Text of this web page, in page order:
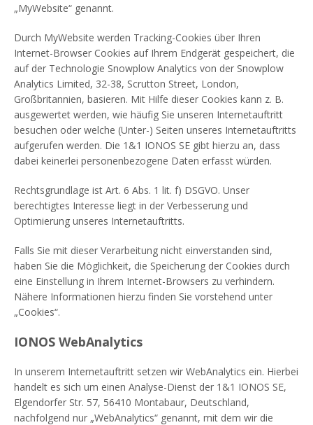
„MyWebsite“ genannt.
Durch MyWebsite werden Tracking-Cookies über Ihren
Internet-Browser Cookies auf Ihrem Endgerät gespeichert, die
auf der Technologie Snowplow Analytics von der Snowplow
Analytics Limited, 32-38, Scrutton Street, London,
Großbritannien, basieren. Mit Hilfe dieser Cookies kann z. B.
ausgewertet werden, wie häufig Sie unseren Internetauftritt
besuchen oder welche (Unter-) Seiten unseres Internetauftritts
aufgerufen werden. Die 1&1 IONOS SE gibt hierzu an, dass
dabei keinerlei personenbezogene Daten erfasst würden.
Rechtsgrundlage ist Art. 6 Abs. 1 lit. f) DSGVO. Unser
berechtigtes Interesse liegt in der Verbesserung und
Optimierung unseres Internetauftritts.
Falls Sie mit dieser Verarbeitung nicht einverstanden sind,
haben Sie die Möglichkeit, die Speicherung der Cookies durch
eine Einstellung in Ihrem Internet-Browsers zu verhindern.
Nähere Informationen hierzu finden Sie vorstehend unter
„Cookies“.
IONOS WebAnalytics
In unserem Internetauftritt setzen wir WebAnalytics ein. Hierbei
handelt es sich um einen Analyse-Dienst der 1&1 IONOS SE,
Elgendorfer Str. 57, 56410 Montabaur, Deutschland,
nachfolgend nur „WebAnalytics“ genannt, mit dem wir die